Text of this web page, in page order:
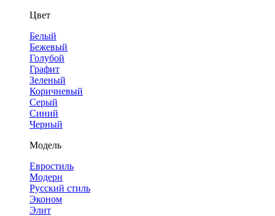
Цвет
Белый
Бежевый
Голубой
Графит
Зеленый
Коричневый
Серый
Синий
Черный
Модель
Евростиль
Модерн
Русский стиль
Эконом
Элит